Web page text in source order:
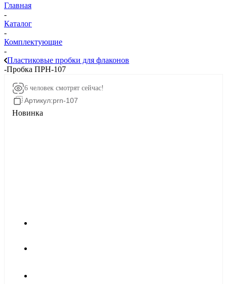
Главная
-
Каталог
-
Комплектующие
-
Пластиковые пробки для флаконов
-Пробка ПРН-107
6 человек смотрят сейчас!
Артикул:prn-107
Новинка